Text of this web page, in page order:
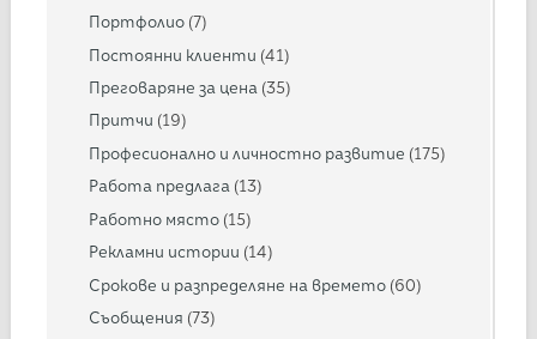
Портфолио (7)
Постоянни клиенти (41)
Преговаряне за цена (35)
Притчи (19)
Професионално и личностно развитие (175)
Работа предлага (13)
Работно място (15)
Рекламни истории (14)
Срокове и разпределяне на времето (60)
Съобщения (73)